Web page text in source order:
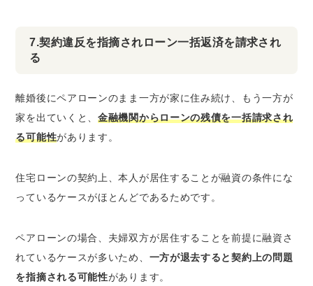
7.契約違反を指摘されローン一括返済を請求され
る
離婚後にペアローンのまま一方が家に住み続け、もう一方が
家を出ていくと、金融機関からローンの残債を一括請求され
る可能性があります。
住宅ローンの契約上、本人が居住することが融資の条件にな
っているケースがほとんどであるためです。
ペアローンの場合、夫婦双方が居住することを前提に融資さ
れているケースが多いため、 一方が退去すると契約上の問題
を指摘される可能性があります。